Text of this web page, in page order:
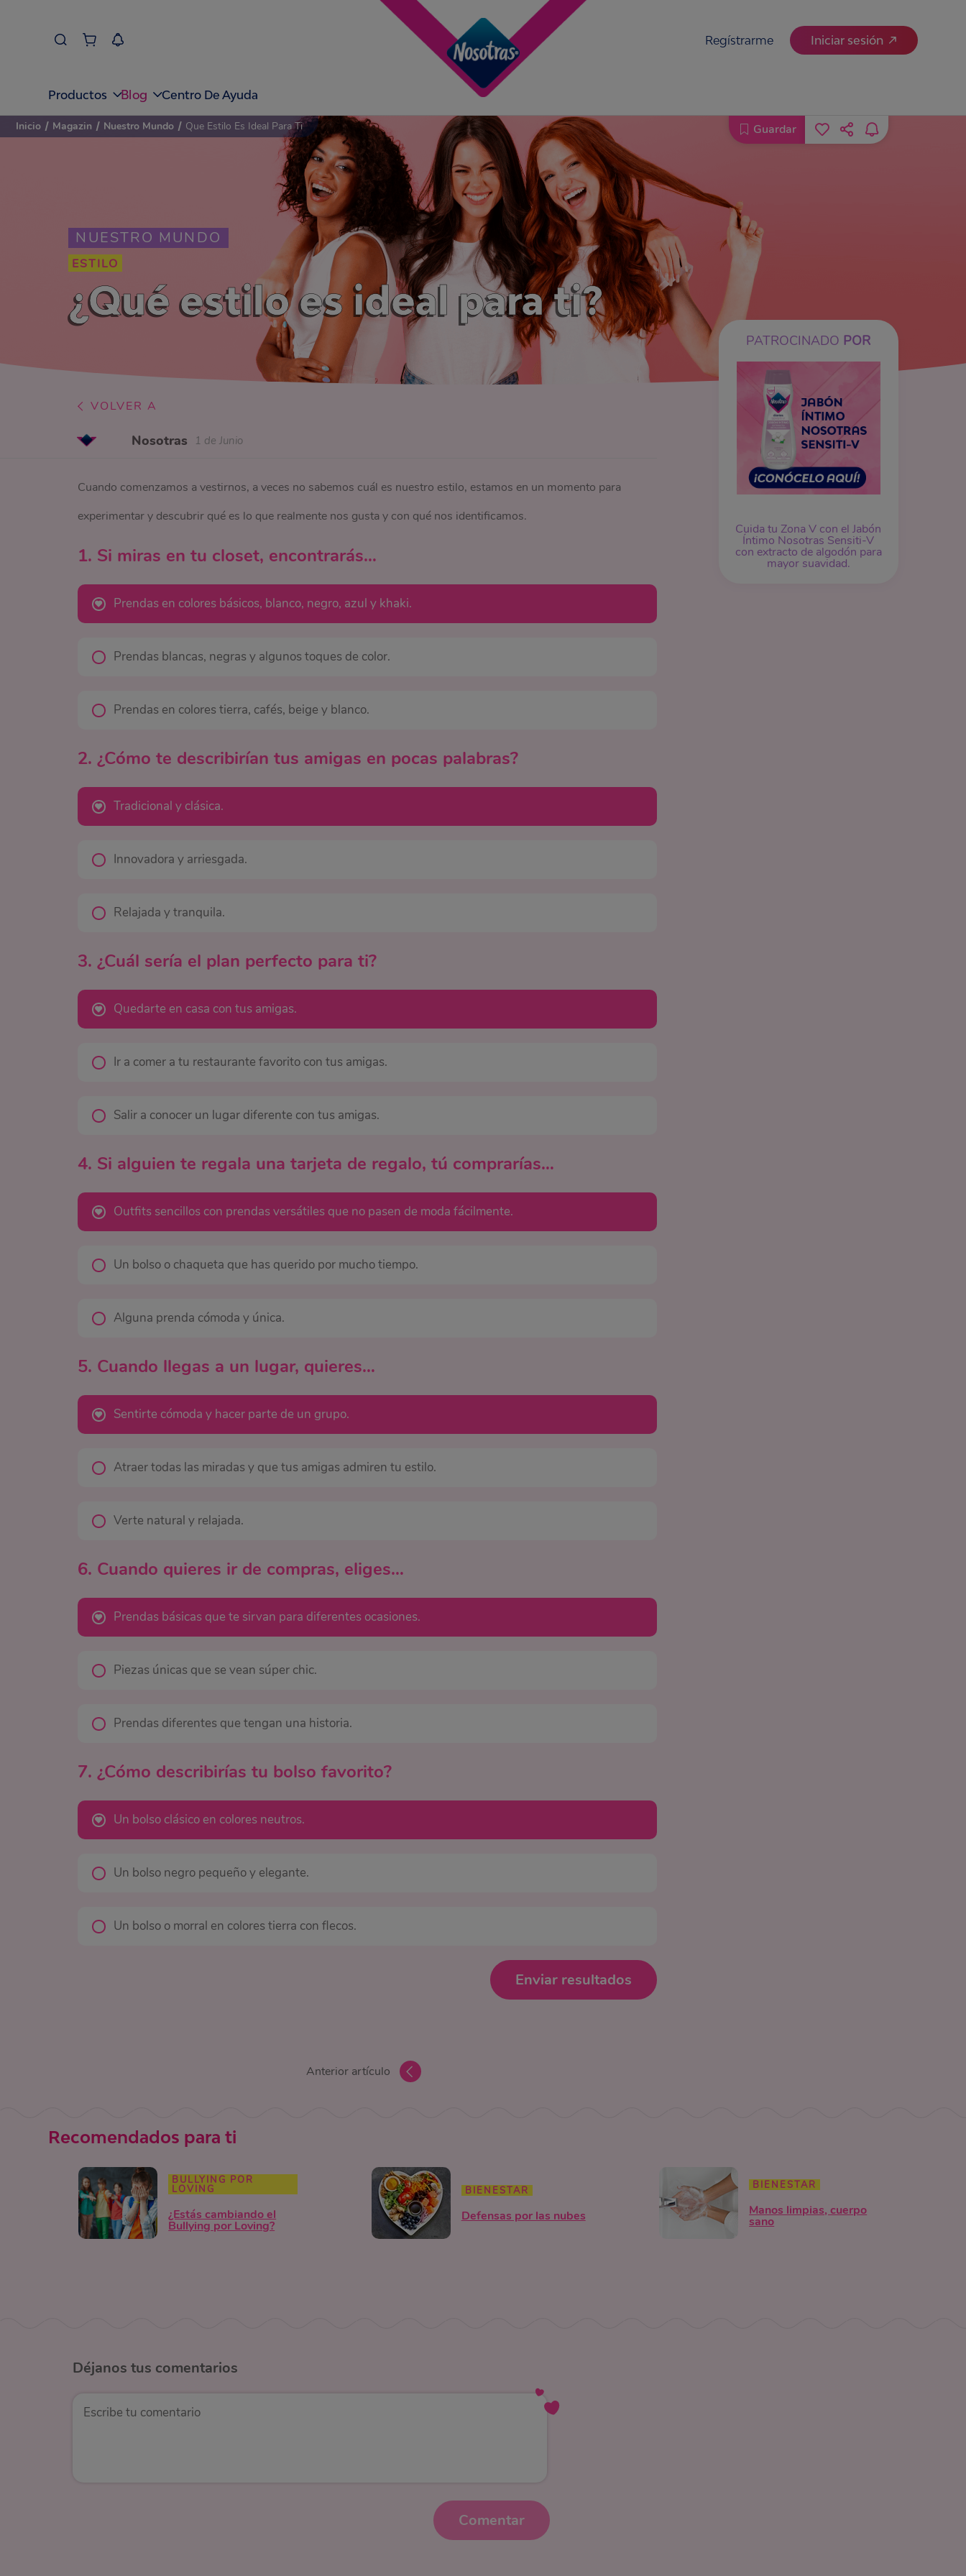
Regístrarme Iniciar sesión
Productos Blog Centro De Ayuda
NUESTRO MUNDO
ESTILO
¿Qué estilo es ideal para ti?
PATROCINADO POR
Cuida tu Zona V con el Jabón
Íntimo Nosotras Sensiti-V
con extracto de algodón para
mayor suavidad.
Inicio / Magazin / Nuestro Mundo / Que Estilo Es Ideal Para Ti Guardar
VOLVER A
Nosotras 1 de Junio
Cuando comenzamos a vestirnos, a veces no sabemos cuál es nuestro estilo, estamos en un momento para
experimentar y descubrir qué es lo que realmente nos gusta y con qué nos identificamos.
1. Si miras en tu closet, encontrarás…
Prendas en colores básicos, blanco, negro, azul y khaki.
Prendas blancas, negras y algunos toques de color.
Prendas en colores tierra, cafés, beige y blanco.
2. ¿Cómo te describirían tus amigas en pocas palabras?
Tradicional y clásica.
Innovadora y arriesgada.
Relajada y tranquila.
3. ¿Cuál sería el plan perfecto para ti?
Quedarte en casa con tus amigas.
Ir a comer a tu restaurante favorito con tus amigas.
Salir a conocer un lugar diferente con tus amigas.
4. Si alguien te regala una tarjeta de regalo, tú comprarías…
Outfits sencillos con prendas versátiles que no pasen de moda fácilmente.
Un bolso o chaqueta que has querido por mucho tiempo.
Alguna prenda cómoda y única.
5. Cuando llegas a un lugar, quieres…
Sentirte cómoda y hacer parte de un grupo.
Atraer todas las miradas y que tus amigas admiren tu estilo.
Verte natural y relajada.
6. Cuando quieres ir de compras, eliges…
Prendas básicas que te sirvan para diferentes ocasiones.
Piezas únicas que se vean súper chic.
Prendas diferentes que tengan una historia.
7. ¿Cómo describirías tu bolso favorito?
Un bolso clásico en colores neutros.
Un bolso negro pequeño y elegante.
Un bolso o morral en colores tierra con flecos.
Enviar resultados
Anterior artículo
Recomendados para ti
BULLYING POR
LOVING
¿Estás cambiando el
Bullying por Loving?
BIENESTAR
Defensas por las nubes
BIENESTAR
Manos limpias, cuerpo
sano
Déjanos tus comentarios
Comentar